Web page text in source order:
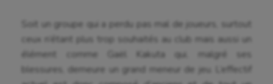
Auto
Soit un groupe qui a perdu pas mal de joueurs, surtout
ceux n’étant plus trop souhaités au club mais aussi un
élément comme Gaël Kakuta qui, malgré ses
blessures, demeure un grand meneur de jeu. L’effectif